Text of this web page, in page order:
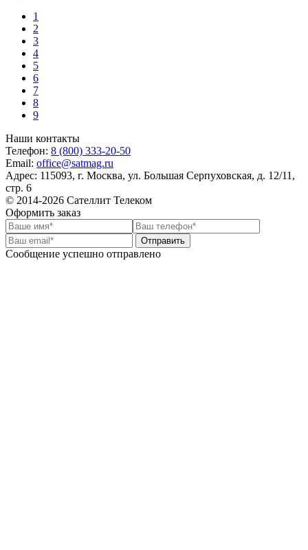
1
2
3
4
5
6
7
8
9
Наши контакты
Телефон: 8 (800) 333-20-50
Email: office@satmag.ru
Адрес: 115093, г. Москва, ул. Большая Серпуховская, д. 12/11,
стр. 6
© 2014-2026 Сателлит Телеком
Оформить заказ
Отправить
Сообщение успешно отправлено